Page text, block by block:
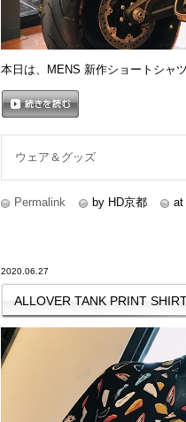
本日は、MENS 新作ショートシャ
ウェア＆グッズ
Permalink by HD京都 at
2020.06.27
ALLOVER TANK PRINT